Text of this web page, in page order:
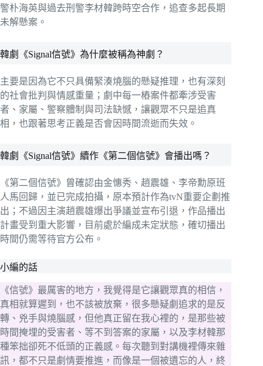
警朴海英與過去刑警李材韓跨時空合作，追查多起長期
未解懸案。
韓劇《Signal信號》為什麼被稱為神劇？
主要是因為它不只具備緊湊燒腦的懸疑推理，也有深刻
的社會批判與情感重量；劇中每一樁案件都牽涉受害
者、家屬、警察體制與司法缺憾，讓觀眾不只是追真
相，也跟著思考正義是否會因時間流逝而失效。
韓劇《Signal信號》續作《第二個信號》會播出嗎？
《第二個信號》曾確認由金憓秀、趙震雄、李帝勳原班
人馬回歸，並已完成拍攝，原本預計作為tvN重要企劃推
出；不過因主演趙震雄爆出爭議並宣布引退，作品播出
計畫受到重大影響，目前處於編成未定狀態，確切播出
時間仍需等待官方公布。
小編的話
《信號》最厲害的地方，我覺得是它讓觀眾真的相信，
真相就算遲到，也不該被放棄，很多懸疑劇追求的是反
轉、兇手與燒腦感，但他真正留在我心裡的，是那些被
時間掩埋的受害者、等不到答案的家屬，以及李材韓那
種笨拙卻死不低頭的正義感。每次聽到對講機裡傳來雜
訊，都不只是劇情要推進，而像是一個被遺忘的人，終